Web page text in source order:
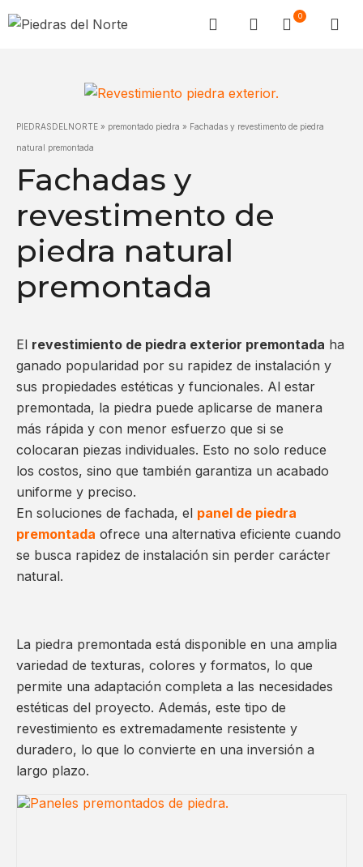
0
PIEDRASDELNORTE » premontado piedra » Fachadas y revestimento de piedra
natural premontada
Fachadas y
revestimento de
piedra natural
premontada
El revestimiento de piedra exterior premontada ha
ganado popularidad por su rapidez de instalación y
sus propiedades estéticas y funcionales. Al estar
premontada, la piedra puede aplicarse de manera
más rápida y con menor esfuerzo que si se
colocaran piezas individuales. Esto no solo reduce
los costos, sino que también garantiza un acabado
uniforme y preciso.
En soluciones de fachada, el panel de piedra
premontada ofrece una alternativa eficiente cuando
se busca rapidez de instalación sin perder carácter
natural.
La piedra premontada está disponible en una amplia
variedad de texturas, colores y formatos, lo que
permite una adaptación completa a las necesidades
estéticas del proyecto. Además, este tipo de
revestimiento es extremadamente resistente y
duradero, lo que lo convierte en una inversión a
largo plazo.